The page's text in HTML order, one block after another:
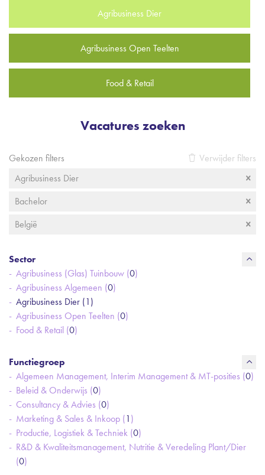
Agribusiness Dier
Agribusiness Open Teelten
Food & Retail
Vacatures zoeken
Gekozen filters
Verwijder filters
Agribusiness Dier
Bachelor
België
Sector
Agribusiness (Glas) Tuinbouw (0)
Agribusiness Algemeen (0)
Agribusiness Dier (1)
Agribusiness Open Teelten (0)
Food & Retail (0)
Functiegroep
Algemeen Management, Interim Management & MT-posities (0)
Beleid & Onderwijs (0)
Consultancy & Advies (0)
Marketing & Sales & Inkoop (1)
Productie, Logistiek & Techniek (0)
R&D & Kwaliteitsmanagement, Nutritie & Veredeling Plant/Dier
(0)